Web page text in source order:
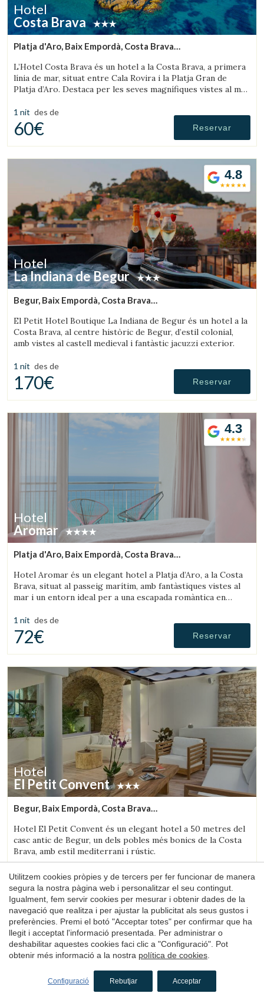
Hotel
Costa Brava
Platja d'Aro, Baix Empordà, Costa Brava
L’Hotel Costa Brava és un hotel a la Costa Brava, a primera
línia de mar, situat entre Cala Rovira i la Platja Gran de
Platja d’Aro. Destaca per les seves magnífiques vistes al mar
1 nit des de
60€ Reservar
4.8
Hotel
La Indiana de Begur
Begur, Baix Empordà, Costa Brava
El Petit Hotel Boutique La Indiana de Begur és un hotel a la
Costa Brava, al centre històric de Begur, d’estil colonial,
amb vistes al castell medieval i fantàstic jacuzzi exterior.
1 nit des de
170€ Reservar
4.3
Hotel
Aromar
Platja d'Aro, Baix Empordà, Costa Brava
Hotel Aromar és un elegant hotel a Platja d’Aro, a la Costa
Brava, situat al passeig marítim, amb fantàstiques vistes al
mar i un entorn ideal per a una escapada romàntica en
1 nit des de
72€ Reservar
Hotel
El Petit Convent
Begur, Baix Empordà, Costa Brava
Hotel El Petit Convent és un elegant hotel a 50 metres del
casc antic de Begur, un dels pobles més bonics de la Costa
Brava, amb estil mediterrani i rústic.
1 nit des de
132€ Reservar
Utilitzem cookies pròpies y de tercers per fer funcionar de manera
segura la nostra pàgina web i personalitzar el seu contingut.
Igualment, fem servir cookies per mesurar i obtenir dades de la
navegació que realitza i per ajustar la publicitat als seus gustos i
preferències. Premi el botó "Acceptar totes" per confirmar que ha
llegit i acceptat l'informació presentada. Per administrar o
deshabilitar aquestes cookies faci clic a "Configuració". Pot
obtenir més informació a la nostra política de cookies
Configuració Rebutjar Acceptar
Guardar configuració Acceptar totes